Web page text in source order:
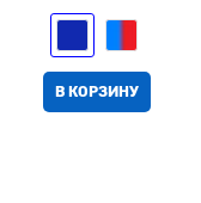
В КОРЗИНУ